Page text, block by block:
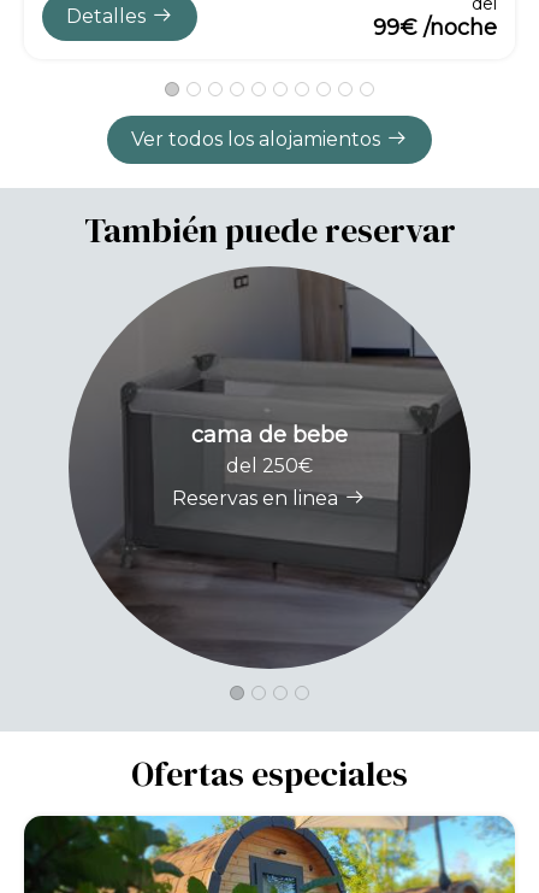
Detalles 99€ /noche
Ver todos los alojamientos
También puede reservar
cama de bebe
del 250€
Reservas en linea
Ofertas especiales
-15%